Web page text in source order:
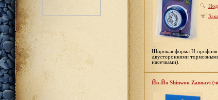
Широкая форма H-профиля
двусторонними
насечками).
Йо-Йо Shinwoo Zannavi